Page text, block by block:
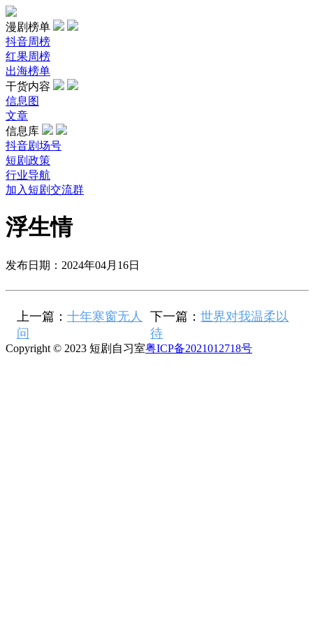
漫剧榜单
抖音周榜
红果周榜
出海榜单
干货内容
信息图
文章
信息库
抖音剧场号
短剧政策
行业导航
加入短剧交流群
浮生情
发布日期：2024年04月16日
上一篇： 十年寒窗无人
问
下一篇：世界对我温柔以
待
Copyright © 2023 短剧自习室粤ICP备2021012718号